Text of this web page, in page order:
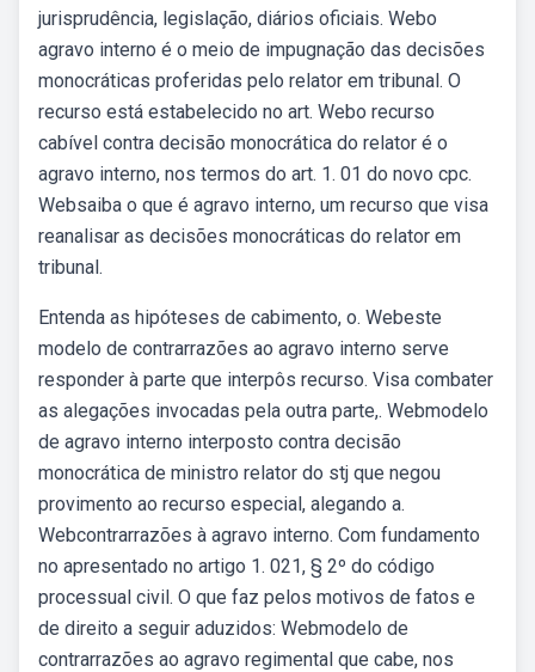
jurisprudência, legislação, diários oficiais. Webo
agravo interno é o meio de impugnação das decisões
monocráticas proferidas pelo relator em tribunal. O
recurso está estabelecido no art. Webo recurso
cabível contra decisão monocrática do relator é o
agravo interno, nos termos do art. 1. 01 do novo cpc.
Websaiba o que é agravo interno, um recurso que visa
reanalisar as decisões monocráticas do relator em
tribunal.
Entenda as hipóteses de cabimento, o. Webeste
modelo de contrarrazões ao agravo interno serve
responder à parte que interpôs recurso. Visa combater
as alegações invocadas pela outra parte,. Webmodelo
de agravo interno interposto contra decisão
monocrática de ministro relator do stj que negou
provimento ao recurso especial, alegando a.
Webcontrarrazões à agravo interno. Com fundamento
no apresentado no artigo 1. 021, § 2º do código
processual civil. O que faz pelos motivos de fatos e
de direito a seguir aduzidos: Webmodelo de
contrarrazões ao agravo regimental que cabe, nos